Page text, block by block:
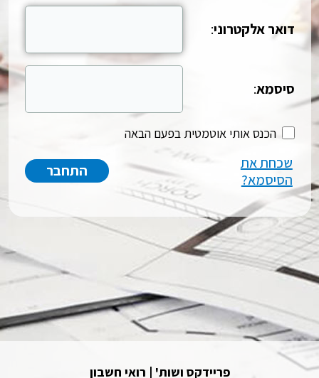
דואר אלקטרוני:
סיסמא:
הכנס אותי אוטמטית בפעם הבאה
שכחת את
הסיסמא?
פריידקס ושות' | רואי חשבון